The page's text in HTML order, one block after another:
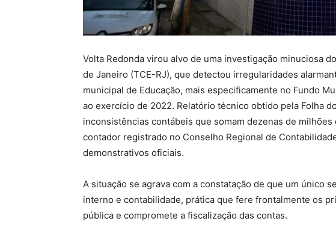
Volta Redonda virou alvo de uma investigação minuciosa
de Janeiro (TCE-RJ), que detectou irregularidades
municipal de Educação, mais especificamente no Fundo
ao exercício de 2022. Relatório técnico obtido pela Folha
inconsistências contábeis que somam dezenas de milhões
contador registrado no Conselho Regional de
demonstrativos oficiais.
A situação se agrava com a constatação de que um único
interno e contabilidade, prática que fere frontalmente os
pública e compromete a fiscalização das contas.